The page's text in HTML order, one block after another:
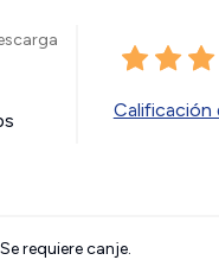
Calificación
requiere canje.